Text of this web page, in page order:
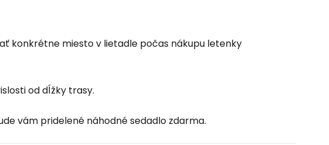
konkrétne miesto v lietadle počas nákupu letenky
od dĺžky trasy.
vám pridelené náhodné sedadlo zdarma.